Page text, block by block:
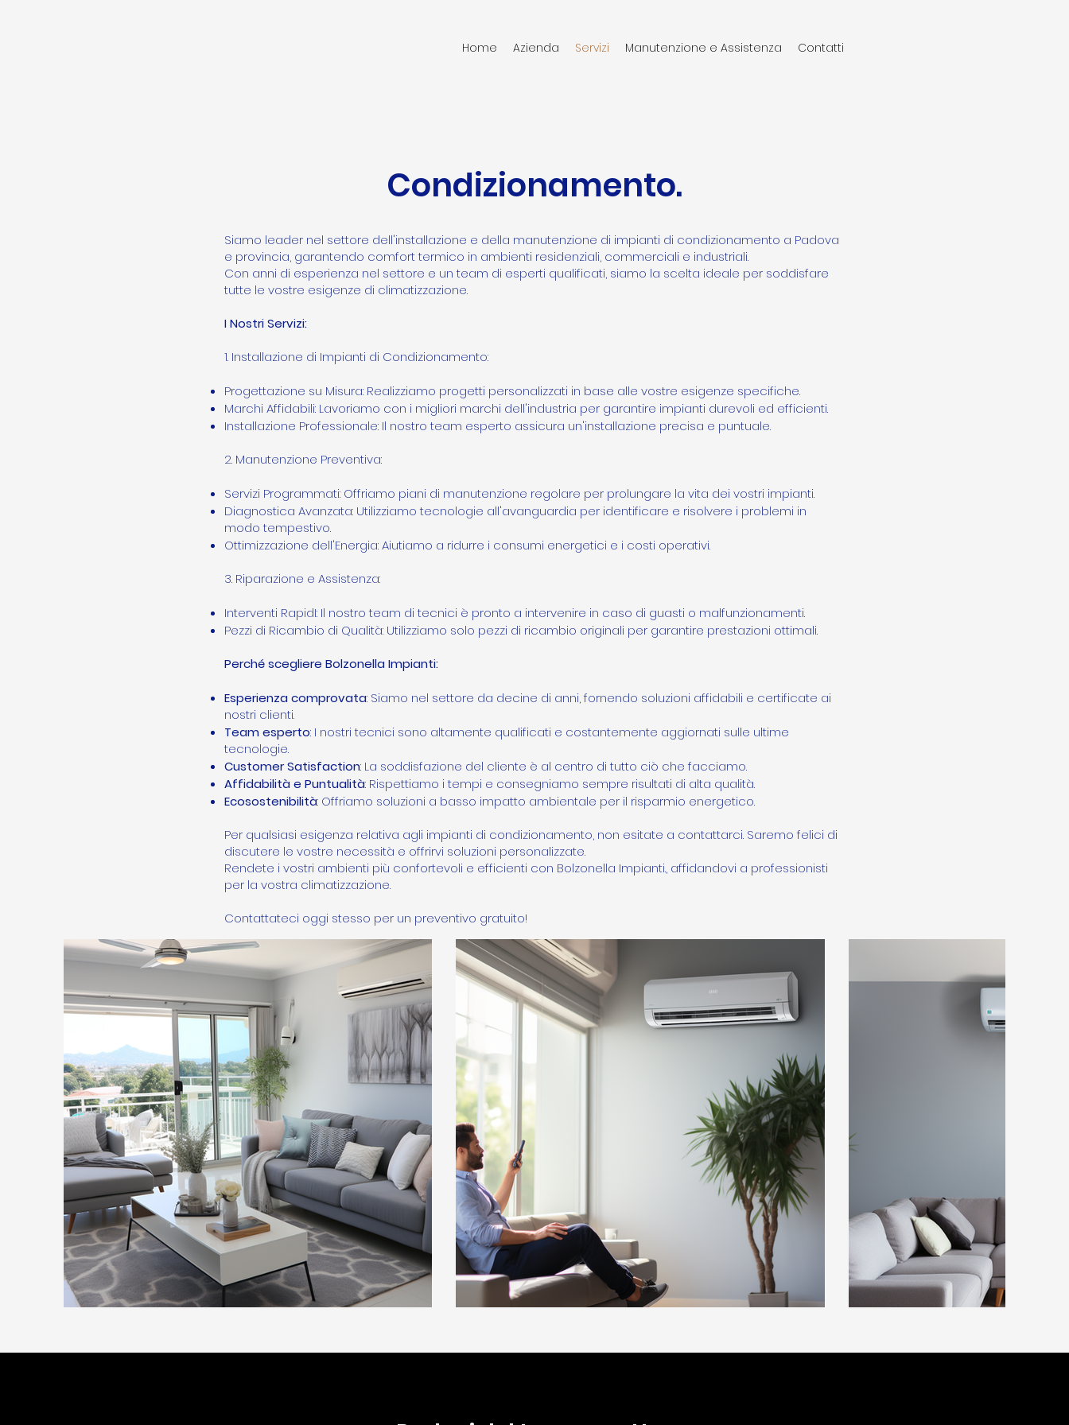
Home Azienda Servizi Manutenzione e Assistenza Contatti
Condizionamento.
Siamo leader nel settore dell'installazione e della manutenzione di impianti di condizionamento a Padova
e provincia, garantendo comfort termico in ambienti residenziali, commerciali e industriali.
Con anni di esperienza nel settore e un team di esperti qualificati, siamo la scelta ideale per soddisfare
tutte le vostre esigenze di climatizzazione.
I Nostri Servizi:
1. Installazione di Impianti di Condizionamento:
Progettazione su Misura: Realizziamo progetti personalizzati in base alle vostre esigenze specifiche.
Marchi Affidabili: Lavoriamo con i migliori marchi dell'industria per garantire impianti durevoli ed efficienti.
Installazione Professionale: Il nostro team esperto assicura un'installazione precisa e puntuale.
2. Manutenzione Preventiva:
Servizi Programmati: Offriamo piani di manutenzione regolare per prolungare la vita dei vostri impianti.
Diagnostica Avanzata: Utilizziamo tecnologie all'avanguardia per identificare e risolvere i problemi in
modo tempestivo.
Ottimizzazione dell'Energia: Aiutiamo a ridurre i consumi energetici e i costi operativi.
3. Riparazione e Assistenza:
Interventi RapidI: Il nostro team di tecnici è pronto a intervenire in caso di guasti o malfunzionamenti.
Pezzi di Ricambio di Qualità: Utilizziamo solo pezzi di ricambio originali per garantire prestazioni ottimali.
Perché scegliere Bolzonella Impianti:
Esperienza comprovata: Siamo nel settore da decine di anni, fornendo soluzioni affidabili e certificate ai
nostri clienti.
Team esperto: I nostri tecnici sono altamente qualificati e costantemente aggiornati sulle ultime
tecnologie.
Customer Satisfaction: La soddisfazione del cliente è al centro di tutto ciò che facciamo.
Affidabilità e Puntualità: Rispettiamo i tempi e consegniamo sempre risultati di alta qualità.
Ecosostenibilità: Offriamo soluzioni a basso impatto ambientale per il risparmio energetico.
Per qualsiasi esigenza relativa agli impianti di condizionamento, non esitate a contattarci. Saremo felici di
discutere le vostre necessità e offrirvi soluzioni personalizzate.
Rendete i vostri ambienti più confortevoli e efficienti con Bolzonella Impianti., affidandovi a professionisti
per la vostra climatizzazione.
Contattateci oggi stesso per un preventivo gratuito!